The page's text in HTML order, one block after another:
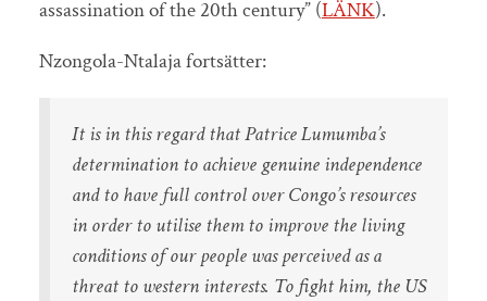
assassination of the 20th century” (LÄNK).
Nzongola-Ntalaja fortsätter:
It is in this regard that Patrice Lumumba’s
determination to achieve genuine independence
and to have full control over Congo’s resources
in order to utilise them to improve the living
conditions of our people was perceived as a
threat to western interests. To fight him, the US